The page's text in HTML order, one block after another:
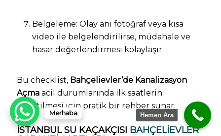
Belgeleme: Olay anı fotoğraf veya kısa
video ile belgelendirilirse, müdahale ve
hasar değerlendirmesi kolaylaşır.
Bu checklist, Bahçelievler’de Kanalizasyon
Açmaacil durumlarında ilk saatlerin
yönetilmesi için pratik bir rehber sunar.
İSTANBUL SU KAÇAKÇISI BAHÇELIEVLER
Merhaba Hemen Ara